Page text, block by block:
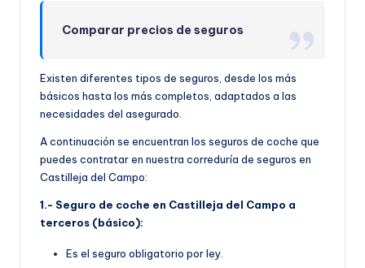
Comparar precios de seguros
Existen diferentes tipos de seguros, desde los más
básicos hasta los más completos, adaptados a las
necesidades del asegurado.
A continuación se encuentran los seguros de coche que
puedes contratar en nuestra correduría de seguros en
Castilleja del Campo:
1.- Seguro de coche en Castilleja del Campo a
terceros (básico):
Es el seguro obligatorio por ley.